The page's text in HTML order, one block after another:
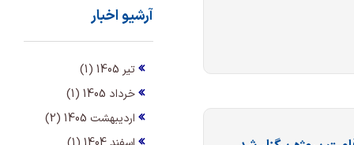
آرشیو اخبار
تیر 1405 (1)
خرداد 1405 (1)
اردیبهشت 1405 (2)